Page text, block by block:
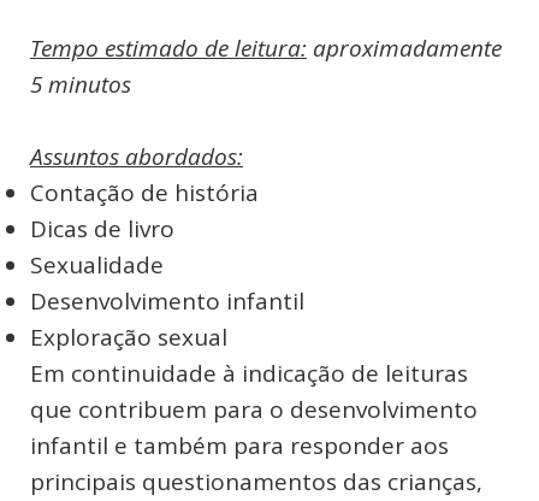
Tempo estimado de leitura: aproximadamente
5 minutos
Assuntos abordados:
Contação de história
Dicas de livro
Sexualidade
Desenvolvimento infantil
Exploração sexual
Em continuidade à indicação de leituras
que contribuem para o desenvolvimento
infantil e também para responder aos
principais questionamentos das crianças,